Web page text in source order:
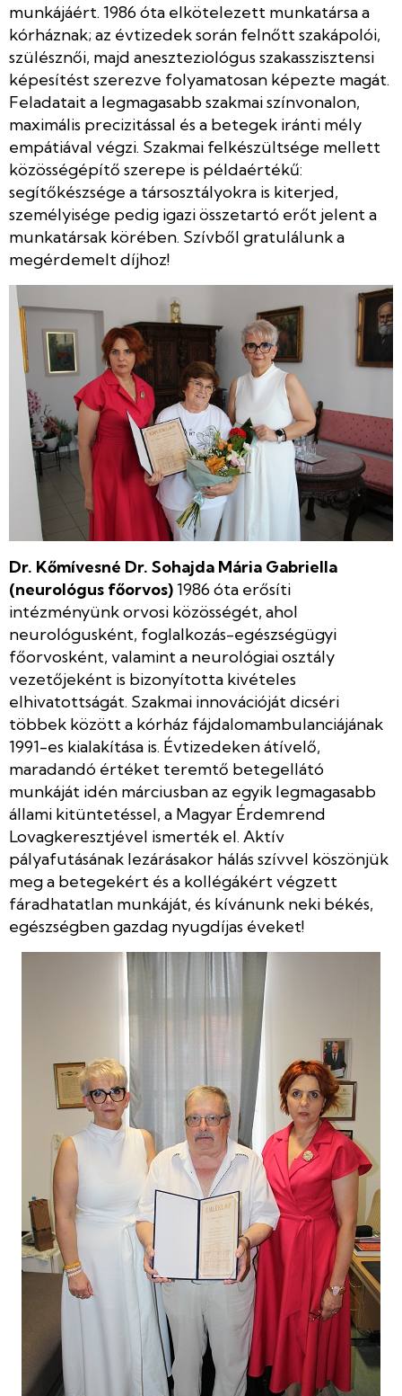
munkájáért. 1986 óta elkötelezett munkatársa a
kórháznak; az évtizedek során felnőtt szakápolói,
szülésznői, majd aneszteziológus szakasszisztensi
képesítést szerezve folyamatosan képezte magát.
Feladatait a legmagasabb szakmai színvonalon,
maximális precizitással és a betegek iránti mély
empátiával végzi. Szakmai felkészültsége mellett
közösségépítő szerepe is példaértékű:
segítőkészsége a társosztályokra is kiterjed,
személyisége pedig igazi összetartó erőt jelent a
munkatársak körében. Szívből gratulálunk a
megérdemelt díjhoz!
Dr. Kőmívesné Dr. Sohajda Mária Gabriella
(neurológus főorvos)1986 óta erősíti
intézményünk orvosi közösségét, ahol
neurológusként, foglalkozás-egészségügyi
főorvosként, valamint a neurológiai osztály
vezetőjeként is bizonyította kivételes
elhivatottságát. Szakmai innovációját dicséri
többek között a kórház fájdalomambulanciájának
1991-es kialakítása is. Évtizedeken átívelő,
maradandó értéket teremtő betegellátó
munkáját idén márciusban az egyik legmagasabb
állami kitüntetéssel, a Magyar Érdemrend
Lovagkeresztjével ismerték el. Aktív
pályafutásának lezárásakor hálás szívvel köszönjük
meg a betegekért és a kollégákért végzett
fáradhatatlan munkáját, és kívánunk neki békés,
egészségben gazdag nyugdíjas éveket!